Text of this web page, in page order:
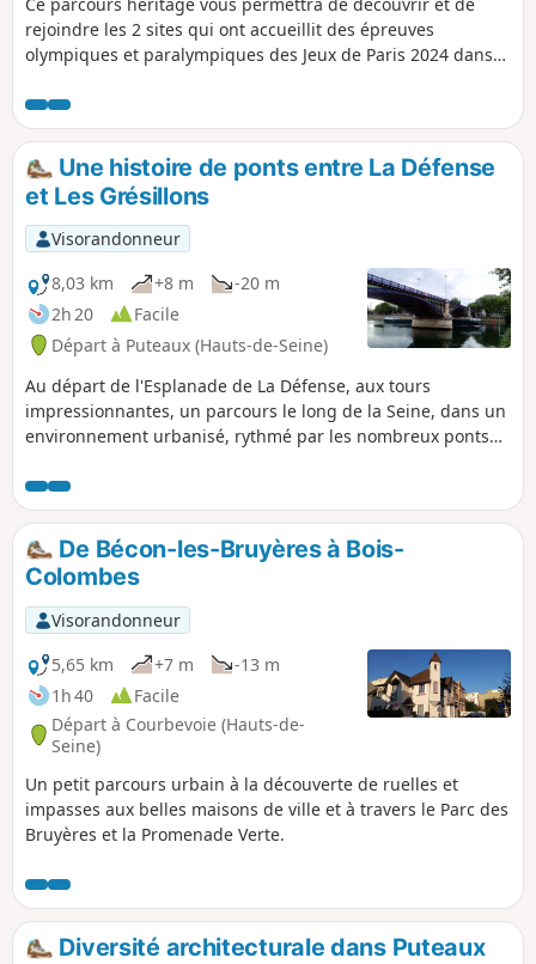
rejoindre les 2 sites qui ont accueillit des épreuves
olympiques et paralympiques des Jeux de Paris 2024 dans
le Stade Yves du Manoir de Colombes. Né d'une
collaboration entre l’Office de Tourisme de Nanterre,
l’OMEPS et les villes de Nanterre et Colombes à l’occasion
des Jeux olympiques et paralympiques de Paris 2024, ce
circuit adapté aux cyclistes débutants vous permettra
également de profiter des bords de Seine. En effet, cette
promenade à vélo alterne les constructions contemporaines
et les îlots de verdure insoupçonnés.
Une histoire de ponts entre La Défense
et Les Grésillons
Visorandonneur
8,03 km
+8 m
-20 m
2h 20
Facile
Départ à Puteaux (Hauts-de-Seine)
Au départ de l'Esplanade de La Défense, aux tours
impressionnantes, un parcours le long de la Seine, dans un
environnement urbanisé, rythmé par les nombreux ponts
De Bécon-les-Bruyères à Bois-
Colombes
Visorandonneur
5,65 km
+7 m
-13 m
1h 40
Facile
Départ à Courbevoie (Hauts-de-
Seine)
Un petit parcours urbain à la découverte de ruelles et
impasses aux belles maisons de ville et à travers le Parc des
Bruyères et la Promenade Verte.
Diversité architecturale dans Puteaux